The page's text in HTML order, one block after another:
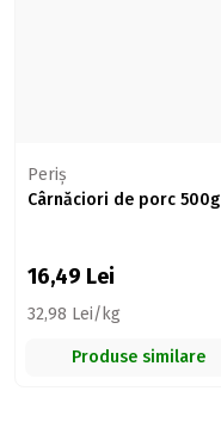
Periș
Cârnăciori de porc 500g
16,49 Lei
32,98 Lei/kg
Produse similare